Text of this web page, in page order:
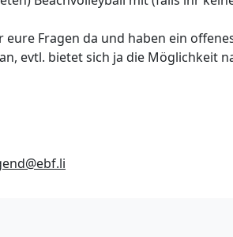
Fragen da und haben ein
evtl. bietet sich ja die Möglichkeit